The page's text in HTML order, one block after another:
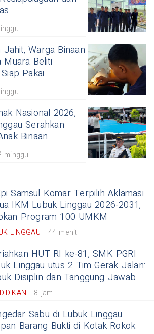
Warga Binaan
Muara Beliti
Pakai
Nasional 2026,
Serahkan
Binaan
minggu
Samsul Komar Terpilih Aklamasi
IKM Lubuk Linggau 2026-2031,
Program 100 UMKM
LINGGAU 44 menit
HUT RI ke-81, SMK PGRI
Linggau utus 2 Tim Gerak Jalan:
Disiplin dan Tanggung Jawab
8 jam
Sabu di Lubuk Linggau
Barang Bukti di Kotak Rokok